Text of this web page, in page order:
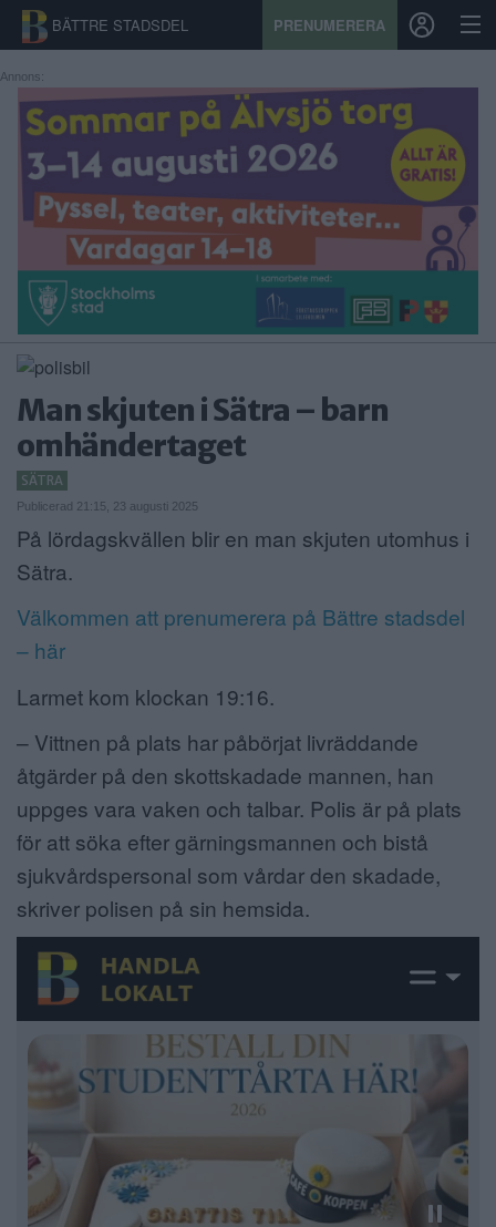
BÄTTRE STADSDEL PRENUMERERA
START
STADSDEL
PRENUMERATION
SPORT
ÅSIKTER
KALENDER
KONTAKT
SAMARBETEN
ANNONSERA
NÄRINGSLIV
MER
Annons:
Man skjuten i Sätra – barn
omhändertaget
SÄTRA
Publicerad 21:15, 23 augusti 2025
På lördagskvällen blir en man skjuten utomhus i
Sätra.
Välkommen att prenumerera på Bättre stadsdel
– här
Larmet kom klockan 19:16.
– Vittnen på plats har påbörjat livräddande
åtgärder på den skottskadade mannen, han
uppges vara vaken och talbar. Polis är på plats
för att söka efter gärningsmannen och bistå
sjukvårdspersonal som vårdar den skadade,
skriver polisen på sin hemsida.